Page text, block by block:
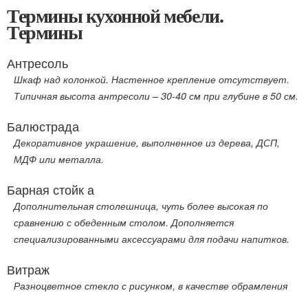
Термины кухонной мебели.
Термины
Антресоль
Шкаф над колонкой. Настенное крепление отсутствует.
Типичная высота антресоли – 30-40 см при глубине в 50 см.
Балюстрада
Декоративное украшение, выполненное из дерева, ДСП,
МДФ или металла.
Барная стойк а
Дополнительная столешница, чуть более высокая по
сравнению с обеденным столом. Дополняется
специализированными аксессуарами для подачи напитков.
Витраж
Разноцветное стекло с рисунком, в качестве обрамления